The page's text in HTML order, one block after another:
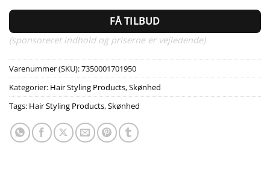
FÅ TILBUD
(sponsoreret indhold og priserne er vejledende)
Varenummer (SKU):7350001701950
Kategorier: Hair Styling Products,Skønhed
Tags: Hair Styling Products,Skønhed